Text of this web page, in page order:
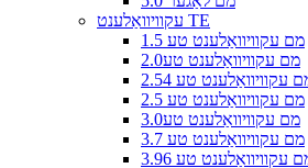
עקוויוואַלענט TE
1.5 מם עקוויוואַלענט טע
2.0מם עקוויוואַלענט טע
מם עקוויוואַלענט טע
2.5 מם עקוויוואַלענט טע
3.0מם עקוויוואַלענט טע
3.7 מם עקוויוואַלענט טע
מם עקוויוואַלענט טע